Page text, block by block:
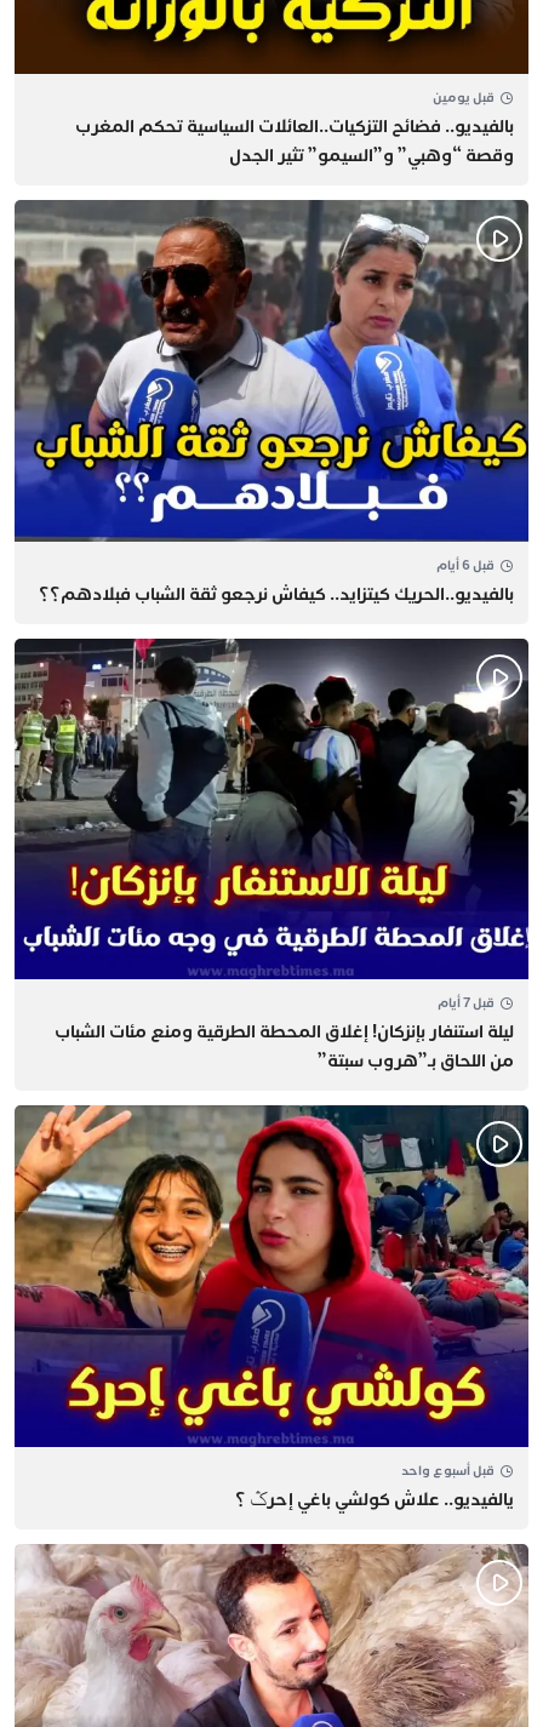
قبل يومين
بالفيديو.. فضائح التزكيات..العائلات السياسية تحكم المغرب
وقصة “وهبي” و”السيمو” تثير الجدل
قبل 6 أيام
بالفيديو..الحريك كيتزايد.. كيفاش نرجعو ثقة الشباب فبلادهم؟؟
قبل 7 أيام
​ليلة استنفار بإنزكان! إغلاق المحطة الطرقية ومنع مئات الشباب
من اللحاق بـ”هروب سبتة”
قبل أسبوع واحد
يالفيديو.. علاش كولشي باغي إحرݣ ؟